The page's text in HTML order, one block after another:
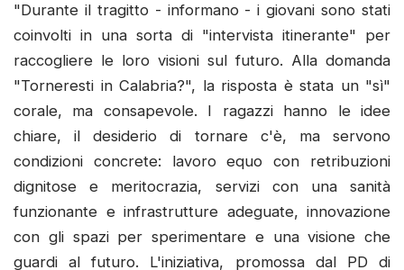
"Durante il tragitto - informano - i giovani sono stati
coinvolti in una sorta di "intervista itinerante" per
raccogliere le loro visioni sul futuro. Alla domanda
"Torneresti in Calabria?", la risposta è stata un "sì"
corale, ma consapevole. I ragazzi hanno le idee
chiare, il desiderio di tornare c'è, ma servono
condizioni concrete: lavoro equo con retribuzioni
dignitose e meritocrazia, servizi con una sanità
funzionante e infrastrutture adeguate, innovazione
con gli spazi per sperimentare e una visione che
guardi al futuro. L'iniziativa, promossa dal PD di